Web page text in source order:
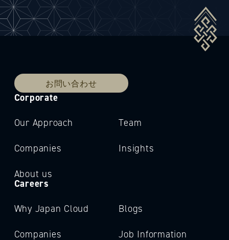
お問い合わせ
Corporate
Our Approach
Companies
About us
Team
Insights
Careers
Why Japan Cloud
Companies
Blogs
Job Information